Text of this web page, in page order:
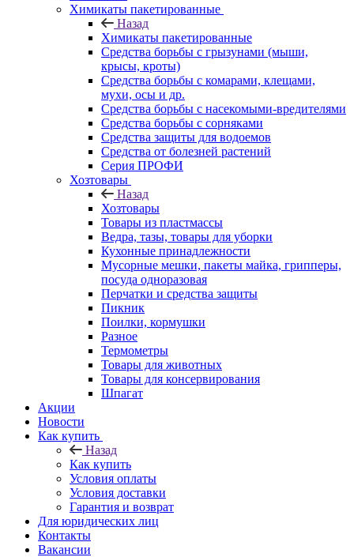
Химикаты пакетированные
Назад
Химикаты пакетированные
Средства борьбы с грызунами (мыши,
крысы, кроты)
Средства борьбы с комарами, клещами,
мухи, осы и др.
Средства борьбы с насекомыми-вредителями
Средства борьбы с сорняками
Средства защиты для водоемов
Средства от болезней растений
Серия ПРОФИ
Хозтовары
Назад
Хозтовары
Товары из пластмассы
Ведра, тазы, товары для уборки
Кухонные принадлежности
Мусорные мешки, пакеты майка, грипперы,
посуда одноразовая
Перчатки и средства защиты
Пикник
Поилки, кормушки
Разное
Термометры
Товары для животных
Товары для консервирования
Шпагат
Акции
Новости
Как купить
Назад
Как купить
Условия оплаты
Условия доставки
Гарантия и возврат
Для юридических лиц
Контакты
Вакансии